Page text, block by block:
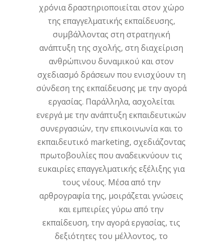
χρόνια δραστηριοποιείται στον χώρο
της επαγγελματικής εκπαίδευσης,
συμβάλλοντας στη στρατηγική
ανάπτυξη της σχολής, στη διαχείριση
ανθρώπινου δυναμικού και στον
σχεδιασμό δράσεων που ενισχύουν τη
σύνδεση της εκπαίδευσης με την αγορά
εργασίας. Παράλληλα, ασχολείται
ενεργά με την ανάπτυξη εκπαιδευτικών
συνεργασιών, την επικοινωνία και το
εκπαιδευτικό marketing, σχεδιάζοντας
πρωτοβουλίες που αναδεικνύουν τις
ευκαιρίες επαγγελματικής εξέλιξης για
τους νέους. Μέσα από την
αρθρογραφία της, μοιράζεται γνώσεις
και εμπειρίες γύρω από την
εκπαίδευση, την αγορά εργασίας, τις
δεξιότητες του μέλλοντος, το